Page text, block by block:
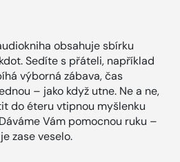
obsahuje sbírku
Sedíte s přáteli, například
výborná zábava, čas
– jako když utne. Ne a ne,
do éteru vtipnou myšlenku
Vám pomocnou ruku –
zase veselo.